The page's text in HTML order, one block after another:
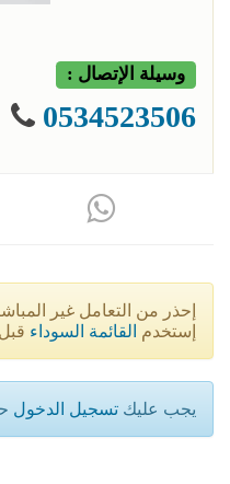
وسيلة الإتصال :
0534523506
إحذر من التعامل غير
إستخدم القائمة السوداء
يجب عليك تسجيل الدخول